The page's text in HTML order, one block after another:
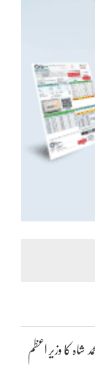
شاہ کا وزیر اعظم